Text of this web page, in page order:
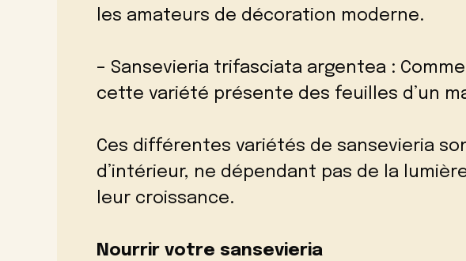
les amateurs de décoration moderne.
– Sansevieria trifasciata argentea :
cette variété présente des feuilles d’un
Ces différentes variétés de sansevieria
d’intérieur, ne dépendant pas de la
leur croissance.
Nourrir votre sansevieria